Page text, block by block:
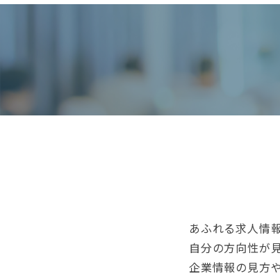
あふれる求人情
自分の方向性が
企業情報の見方